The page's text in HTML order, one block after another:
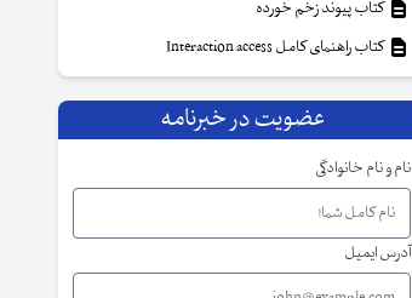
کتاب پیوند زخم خورده
کتاب راهنمای کامل Interaction access
عضویت در خبرنامه
نام و نام خانوادگی
آدرس ایمیل